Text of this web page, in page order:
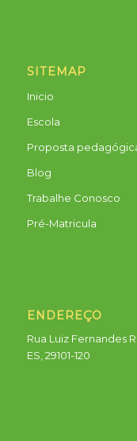
SITEMAP
Inicio
Escola
Proposta
Blog
Trabalhe Conosco
Pré-Matricula
ENDEREÇO
Rua Luiz Fernandes
ES, 29101-120